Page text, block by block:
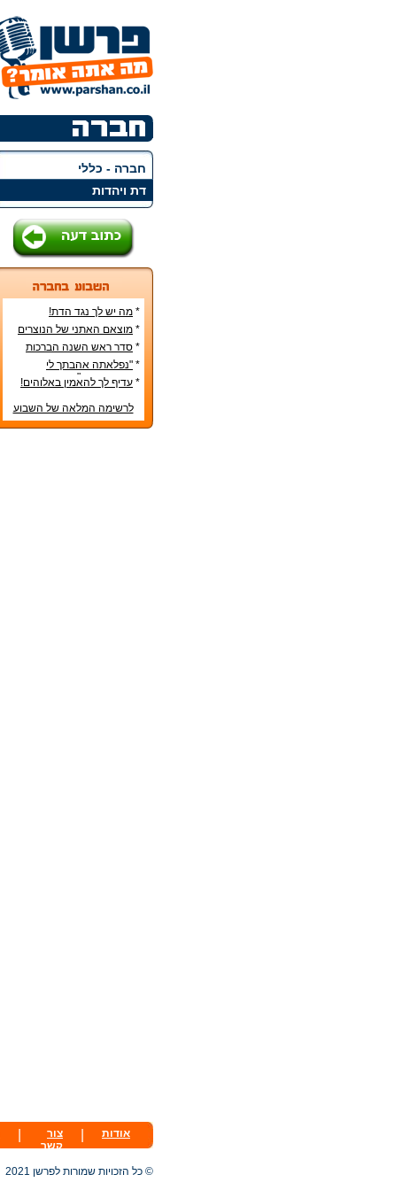
חברה - כללי
דת ויהדות
* מה יש לך נגד הדת!
* מוצאם האתני של הנוצרים
בארץ
* סדר ראש השנה הברכות
והסימנים
* "נפלאתה אהבתך לי
מאהבת נשים"
* עדיף לך להאמין באלוהים!
לרשימה המלאה של השבוע
אודות
צור
קשר
© כל הזכויות שמורות לפרשן 2021